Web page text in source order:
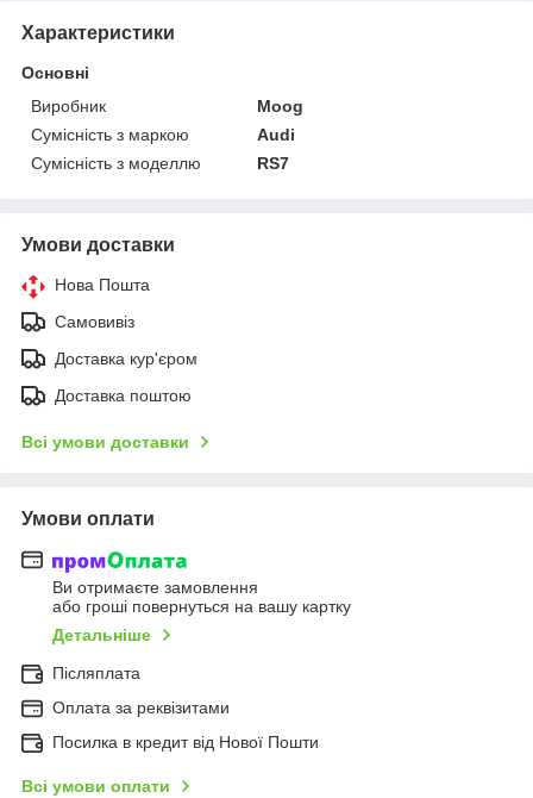
Характеристики
Основні
Виробник
Moog
Сумісність з маркою
Audi
Сумісність з моделлю
RS7
Умови доставки
Нова Пошта
Самовивіз
Доставка кур'єром
Доставка поштою
Всі умови доставки
Умови оплати
Ви отримаєте замовлення
або гроші повернуться на вашу картку
Детальніше
Післяплата
Оплата за реквізитами
Посилка в кредит від Нової Пошти
Всі умови оплати